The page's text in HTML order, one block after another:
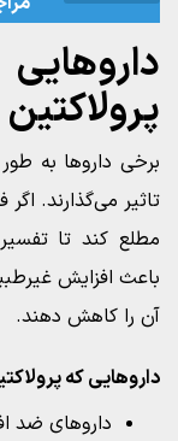
برخی داروها به
تاثیر می‌گذارند.
مطلع کند تا
باعث افزایش
آن را کاهش دهند.
داروهایی که
داروهای ضد